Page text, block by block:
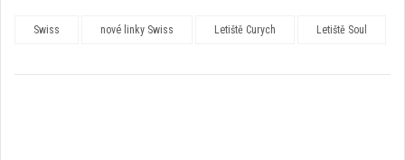
Swiss nové linky Swiss Letiště Curych Letiště Soul